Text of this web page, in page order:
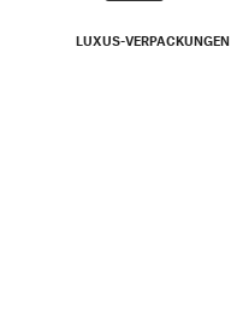
LUXUS-VERPACKUNGEN